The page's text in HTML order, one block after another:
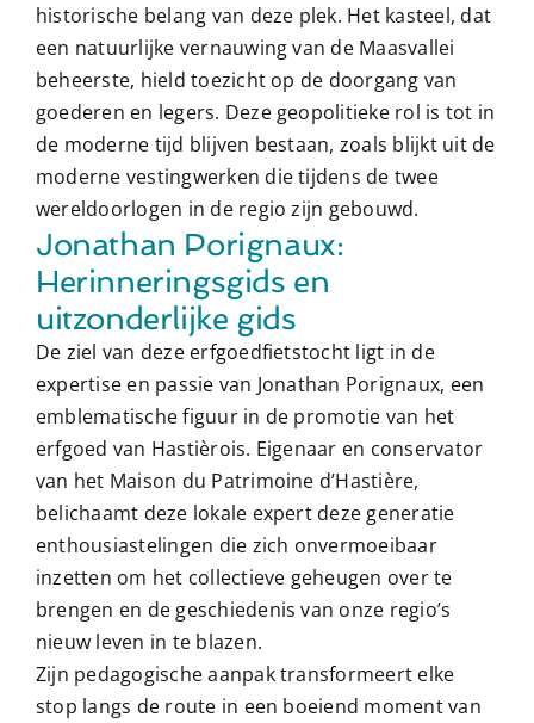
historische belang van deze plek. Het kasteel, dat
een natuurlijke vernauwing van de Maasvallei
beheerste, hield toezicht op de doorgang van
goederen en legers. Deze geopolitieke rol is tot in
de moderne tijd blijven bestaan, zoals blijkt uit de
moderne vestingwerken die tijdens de twee
wereldoorlogen in de regio zijn gebouwd.
Jonathan Porignaux:
Herinneringsgids en
uitzonderlijke gids
De ziel van deze erfgoedfietstocht ligt in de
expertise en passie van Jonathan Porignaux, een
emblematische figuur in de promotie van het
erfgoed van Hastièrois. Eigenaar en conservator
van het Maison du Patrimoine d’Hastière,
belichaamt deze lokale expert deze generatie
enthousiastelingen die zich onvermoeibaar
inzetten om het collectieve geheugen over te
brengen en de geschiedenis van onze regio’s
nieuw leven in te blazen.
Zijn pedagogische aanpak transformeert elke
stop langs de route in een boeiend moment van